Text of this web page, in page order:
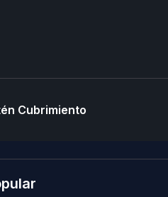
Cubrimiento